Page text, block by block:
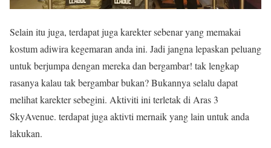
Selain itu juga, terdapat juga karekter sebenar yang memakai
kostum adiwira kegemaran anda ini. Jadi jangna lepaskan peluang
untuk berjumpa dengan mereka dan bergambar! tak lengkap
rasanya kalau tak bergambar bukan? Bukannya selalu dapat
melihat karekter sebegini. Aktiviti ini terletak di Aras 3
SkyAvenue. terdapat juga aktivti mernaik yang lain untuk anda
lakukan.